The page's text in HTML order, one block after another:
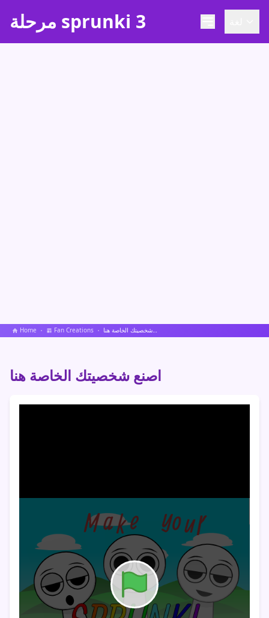
مرحلة sprunki 3
Home Fan Creations اصنع شخصيتك الخاصة هنا
اصنع شخصيتك الخاصة هنا